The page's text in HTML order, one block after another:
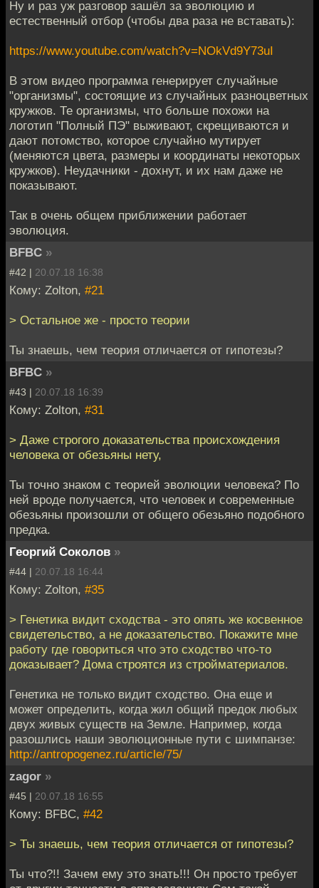
Ну и раз уж разговор зашёл за эволюцию и
естественный отбор (чтобы два раза не вставать):
https://www.youtube.com/watch?v=NOkVd9Y73uI
В этом видео программа генерирует случайные
"организмы", состоящие из случайных разноцветных
кружков. Те организмы, что больше похожи на
логотип "Полный ПЭ" выживают, скрещиваются и
дают потомство, которое случайно мутирует
(меняются цвета, размеры и координаты некоторых
кружков). Неудачники - дохнут, и их нам даже не
показывают.
Так в очень общем приближении работает
эволюция.
BFBC »
#42 | 20.07.18 16:38
Кому: Zolton, #21
> Остальное же - просто теории
Ты знаешь, чем теория отличается от гипотезы?
BFBC »
#43 | 20.07.18 16:39
Кому: Zolton, #31
> Даже строгого доказательства происхождения
человека от обезьяны нету,
Ты точно знаком с теорией эволюции человека? По
ней вроде получается, что человек и современные
обезьяны произошли от общего обезьяно подобного
предка.
Георгий Соколов »
#44 | 20.07.18 16:44
Кому: Zolton, #35
> Генетика видит сходства - это опять же косвенное
свидетельство, а не доказательство. Покажите мне
работу где говориться что это сходство что-то
доказывает? Дома строятся из стройматериалов.
Генетика не только видит сходство. Она еще и
может определить, когда жил общий предок любых
двух живых существ на Земле. Например, когда
разошлись наши эволюционные пути с шимпанзе:
http://antropogenez.ru/article/75/
zagor »
#45 | 20.07.18 16:55
Кому: BFBC, #42
> Ты знаешь, чем теория отличается от гипотезы?
Ты что?!! Зачем ему это знать!!! Он просто требует